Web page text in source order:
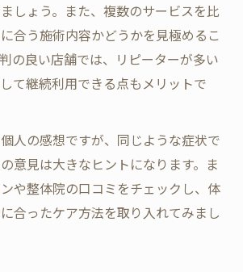
しょう。また、複数のサービスを比
合う施術内容かどうかを見極めるこ
の良い店舗では、リピーターが多い
て継続利用できる点もメリットで
人の感想ですが、同じような症状で
意見は大きなヒントになります。ま
や整体院の口コミをチェックし、体
合ったケア方法を取り入れてみまし